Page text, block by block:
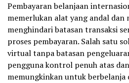
Pembayaran belanjaan
memerlukan alat yang andal dan
menghindari batasan transaksi
proses pembayaran. Salah satu
virtual tanpa batasan
pengguna kontrol penuh atas
memungkinkan untuk berbelanja